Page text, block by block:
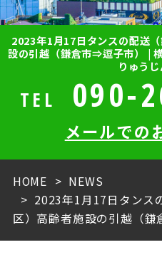
2023年1月17日タンスの配送
設の引越（鎌倉市⇒逗子市） |
りゅう
TEL 090-
メールでの
HOME
NEWS
2023年1月17日タンス
区）高齢者施設の引越（鎌